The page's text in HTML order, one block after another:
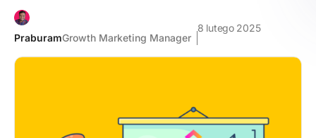
PraburamGrowth Marketing Manager
8 lutego 2025